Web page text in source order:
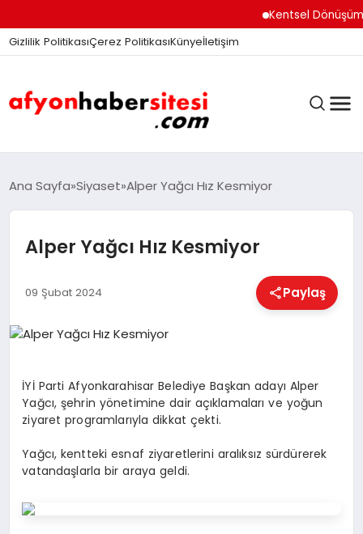
Kentsel Dönüşüm Ofisi
Gizlilik PolitikasıÇerez PolitikasıKünyeİletişim
ANASAYFA
GÜNDEM
DÜNYA
EKONOMI
HABERLER
Ana Sayfa Siyaset Alper Yağcı Hız Kesmiyor
Alper Yağcı Hız Kesmiyor
09 Şubat 2024 Paylaş
İYİ Parti Afyonkarahisar Belediye Başkan adayı Alper
Yağcı, şehrin yönetimine dair açıklamaları ve yoğun
ziyaret programlarıyla dikkat çekti.
Yağcı, kentteki esnaf ziyaretlerini aralıksız sürdürerek
vatandaşlarla bir araya geldi.